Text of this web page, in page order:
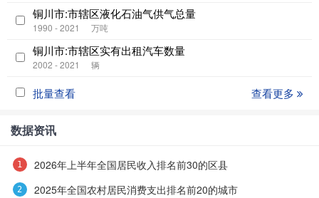
铜川市:市辖区液化石油气供气总量
1990 - 2021 万吨
铜川市:市辖区实有出租汽车数量
2002 - 2021 辆
批量查看 查看更多
数据资讯
2026年上半年全国居民收入排名前30的区县
2025年全国农村居民消费支出排名前20的城市